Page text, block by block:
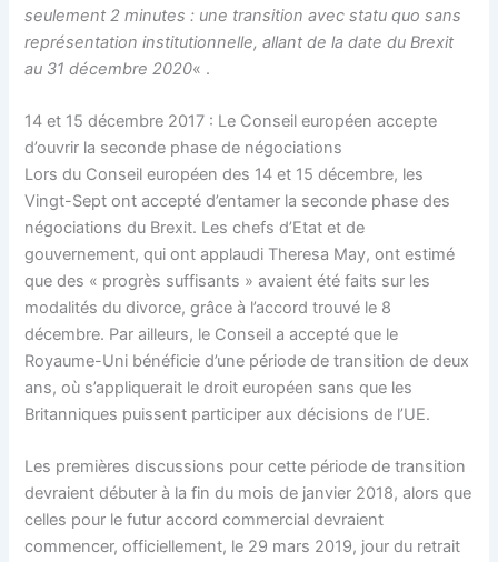
seulement 2 minutes : une transition avec statu quo sans
représentation institutionnelle, allant de la date du Brexit
au 31 décembre 2020« .
14 et 15 décembre 2017 : Le Conseil européen accepte
d’ouvrir la seconde phase de négociations
Lors du Conseil européen des 14 et 15 décembre, les
Vingt-Sept ont accepté d’entamer la seconde phase des
négociations du Brexit. Les chefs d’Etat et de
gouvernement, qui ont applaudi Theresa May, ont estimé
que des « progrès suffisants » avaient été faits sur les
modalités du divorce, grâce à l’accord trouvé le 8
décembre. Par ailleurs, le Conseil a accepté que le
Royaume-Uni bénéficie d’une période de transition de deux
ans, où s’appliquerait le droit européen sans que les
Britanniques puissent participer aux décisions de l’UE.
Les premières discussions pour cette période de transition
devraient débuter à la fin du mois de janvier 2018, alors que
celles pour le futur accord commercial devraient
commencer, officiellement, le 29 mars 2019, jour du retrait